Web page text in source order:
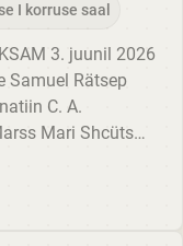
I korruse saal
3. juunil 2026
Samuel Rätsep
C. A.
Mari Shcüts